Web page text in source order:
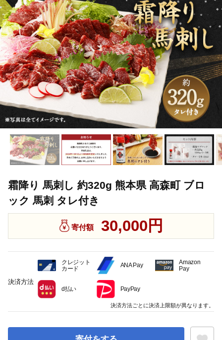
TOP 肉 馬肉 ほかの馬肉 霜降り 馬刺し 約320g 熊本
TOP 加工食品 霜降り 馬刺し 約320g 熊本県 高森町 ブロック 馬刺
霜降り 馬刺し 約320g 熊本県 高森町 ブロ
ック 馬刺 タレ付き
寄付額 30,000円
決済方法
クレジット
カード
ANA Pay
Amazon
Pay
d払い PayPay
決済方法ごとに決済上限額が異なります。